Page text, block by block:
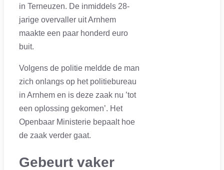
in Terneuzen. De inmiddels 28-
jarige overvaller uit Arnhem
maakte een paar honderd euro
buit.
Volgens de politie meldde de man
zich onlangs op het politiebureau
in Arnhem en is deze zaak nu ’tot
een oplossing gekomen’. Het
Openbaar Ministerie bepaalt hoe
de zaak verder gaat.
Gebeurt vaker